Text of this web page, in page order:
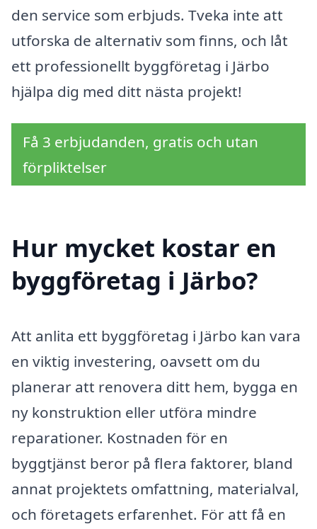
den service som erbjuds. Tveka inte att
utforska de alternativ som finns, och låt
ett professionellt byggföretag i Järbo
hjälpa dig med ditt nästa projekt!
Få 3 erbjudanden, gratis och utan
förpliktelser
Hur mycket kostar en
byggföretag i Järbo?
Att anlita ett byggföretag i Järbo kan vara
en viktig investering, oavsett om du
planerar att renovera ditt hem, bygga en
ny konstruktion eller utföra mindre
reparationer. Kostnaden för en
byggtjänst beror på flera faktorer, bland
annat projektets omfattning, materialval,
och företagets erfarenhet. För att få en